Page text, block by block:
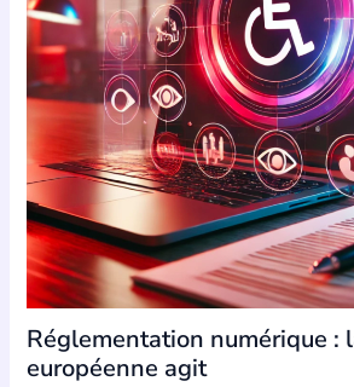
Réglementation numérique :
européenne agit